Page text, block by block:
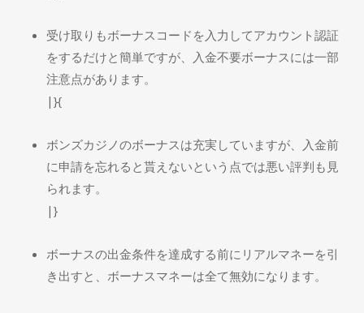
受け取りもボーナスコードを入力してアカウント認証
をするだけと簡単ですが、入金不要ボーナスには一部
注意点があります。
|}{
ボンズカジノのボーナスは充実していますが、入金前
に申請を忘れると貰えないという点では悪い評判も見
られます。
|}
ボーナスの出金条件を達成する前にリアルマネーを引
き出すと、ボーナスマネーは全て無効になります。